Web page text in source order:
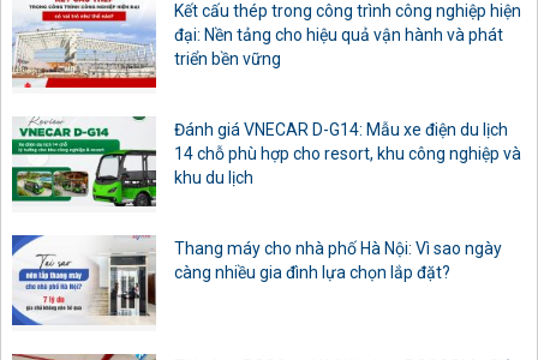
Kết cấu thép trong công trình công nghiệp hiện
đại: Nền tảng cho hiệu quả vận hành và phát
triển bền vững
Đánh giá VNECAR D-G14: Mẫu xe điện du lịch
14 chỗ phù hợp cho resort, khu công nghiệp và
khu du lịch
Thang máy cho nhà phố Hà Nội: Vì sao ngày
càng nhiều gia đình lựa chọn lắp đặt?